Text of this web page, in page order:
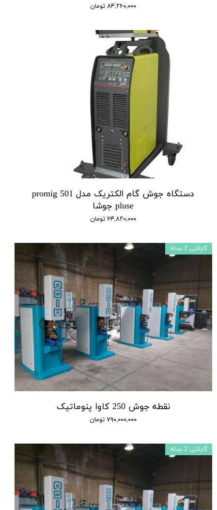
۸۴,۲۶۰,۰۰۰ تومان
دستگاه جوش گام الکتریک مدل promig 501
pluse جوشا
۶۴,۸۲۰,۰۰۰ تومان
نقطه جوش 250 کاوا پنوماتیک
۷۹۰,۰۰۰,۰۰۰ تومان
گارانتی 2 ساله
گارانتی 2 ساله